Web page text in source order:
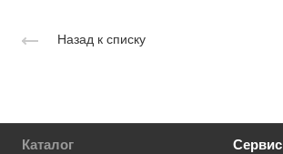
Назад к списку
Каталог Сервис